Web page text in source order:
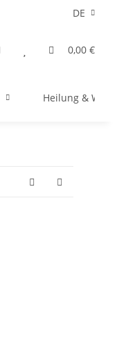
DE
0,00 €
Heilung &